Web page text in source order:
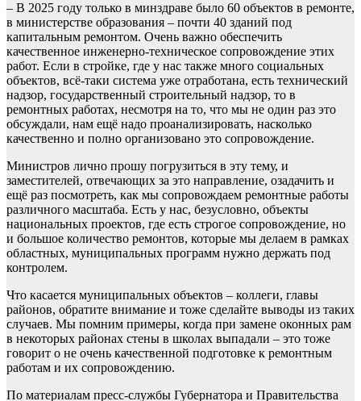
– В 2025 году только в минздраве было 60 объектов в ремонте,
в министерстве образования – почти 40 зданий под
капитальным ремонтом. Очень важно обеспечить
качественное инженерно-техническое сопровождение этих
работ. Если в стройке, где у нас также много социальных
объектов, всё-таки система уже отработана, есть технический
надзор, государственный строительный надзор, то в
ремонтных работах, несмотря на то, что мы не один раз это
обсуждали, нам ещё надо проанализировать, насколько
качественно и полно организовано это сопровождение.
Министров лично прошу погрузиться в эту тему, и
заместителей, отвечающих за это направление, озадачить и
ещё раз посмотреть, как мы сопровождаем ремонтные работы
различного масштаба. Есть у нас, безусловно, объекты
национальных проектов, где есть строгое сопровождение, но
и большое количество ремонтов, которые мы делаем в рамках
областных, муниципальных программ нужно держать под
контролем.
Что касается муниципальных объектов – коллеги, главы
районов, обратите внимание и тоже сделайте выводы из таких
случаев. Мы помним примеры, когда при замене оконных рам
в некоторых районах стены в школах выпадали – это тоже
говорит о не очень качественной подготовке к ремонтным
работам и их сопровождению.
По материалам пресс-службы Губернатора и Правительства